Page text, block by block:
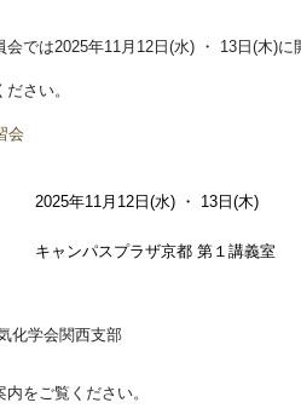
では2025年11月12日(水) ・ 13日(木)に
さい。
会
2025年11月12日(水) ・ 13日(木)
キャンパスプラザ京都 第１講義室
化学会関西支部
をご覧ください。